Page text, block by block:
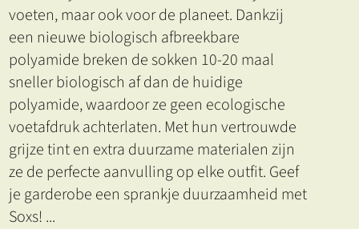
voeten, maar ook voor de planeet. Dankzij
een nieuwe biologisch afbreekbare
polyamide breken de sokken 10-20 maal
sneller biologisch af dan de huidige
polyamide, waardoor ze geen ecologische
voetafdruk achterlaten. Met hun vertrouwde
grijze tint en extra duurzame materialen zijn
ze de perfecte aanvulling op elke outfit. Geef
je garderobe een sprankje duurzaamheid met
Soxs! ...